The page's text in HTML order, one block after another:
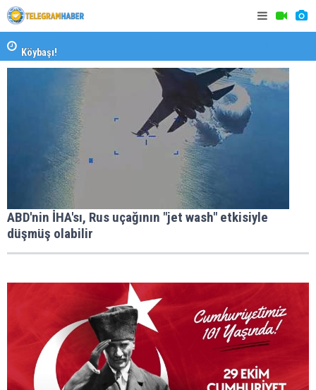
Köybaşı!
Kuşadası'nda 3. Dalga Operasyonu Büyüyor! Mercek
Altındaki Dosya: 2023 İmar Planları
ABD'nin İHA'sı, Rus uçağının "jet wash" etkisiyle
düşmüş olabilir